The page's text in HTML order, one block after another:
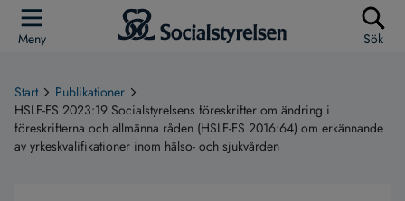
Meny Sök
Start
Publikationer
HSLF-FS 2023:19 Socialstyrelsens föreskrifter om ändring i
föreskrifterna och allmänna råden (HSLF-FS 2016:64) om erkännande
av yrkeskvalifikationer inom hälso- och sjukvården